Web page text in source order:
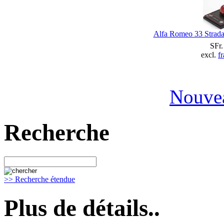
Alfa Romeo 33
excl.
Recherche
>> Recherche étendue
Plus de détails..